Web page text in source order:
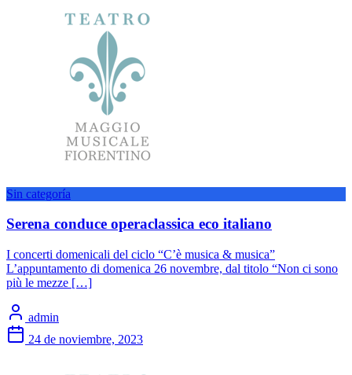
Sin categoría
Serena conduce operaclassica eco italiano
I concerti domenicali del ciclo “C’è musica & musica”
L’appuntamento di domenica 26 novembre, dal titolo “Non ci sono
più le mezze […]
admin
24 de noviembre, 2023